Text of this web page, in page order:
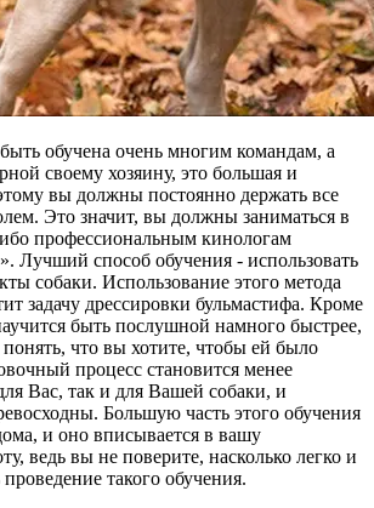
обучена очень многим командам, а
своему хозяину, это большая и
вы должны постоянно держать все
Это значит, вы должны заниматься в
профессиональным кинологам
способ обучения - использовать
собаки. Использование этого метода
задачу дрессировки бульмастифа. Кроме
быть послушной намного быстрее,
что вы хотите, чтобы ей было
процесс становится менее
Вас, так и для Вашей собаки, и
Большую часть этого обучения
и оно вписывается в вашу
ведь вы не поверите, насколько легко и
такого обучения.